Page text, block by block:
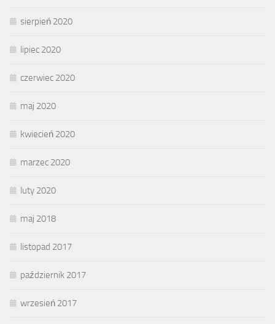
sierpień 2020
lipiec 2020
czerwiec 2020
maj 2020
kwiecień 2020
marzec 2020
luty 2020
maj 2018
listopad 2017
październik 2017
wrzesień 2017